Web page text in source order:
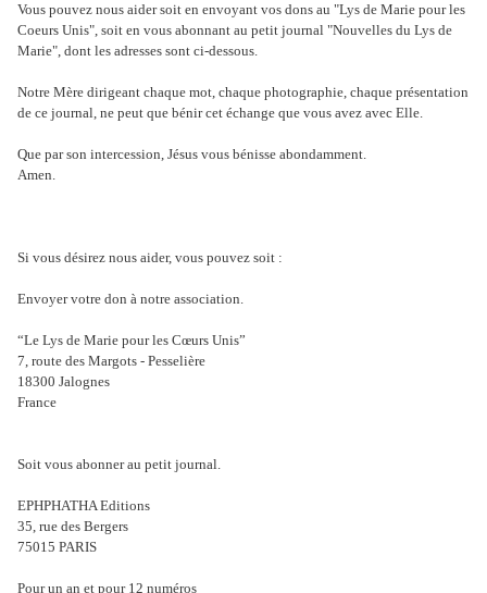
Vous pouvez nous aider soit en envoyant vos dons au "Lys de Marie pour les
Coeurs Unis", soit en vous abonnant au petit journal "Nouvelles du Lys de
Marie", dont les adresses sont ci-dessous.
Notre Mère dirigeant chaque mot, chaque photographie, chaque présentation
de ce journal, ne peut que bénir cet échange que vous avez avec Elle.
Que par son intercession, Jésus vous bénisse abondamment.
Amen.
Si vous désirez nous aider, vous pouvez soit :
Envoyer votre don à notre association.
“Le Lys de Marie pour les Cœurs Unis”
7, route des Margots - Pesselière
18300 Jalognes
France
Soit vous abonner au petit journal.
EPHPHATHA Editions
35, rue des Bergers
75015 PARIS
Pour un an et pour 12 numéros